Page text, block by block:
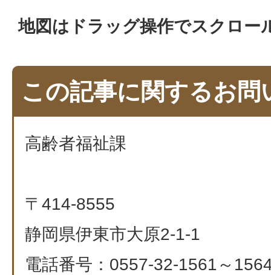
地図はドラッグ操作でスクロー
この記事に関するお問
高齢者福祉課
〒414-8555
静岡県伊東市大原2-1-1
電話番号：0557-32-1561～